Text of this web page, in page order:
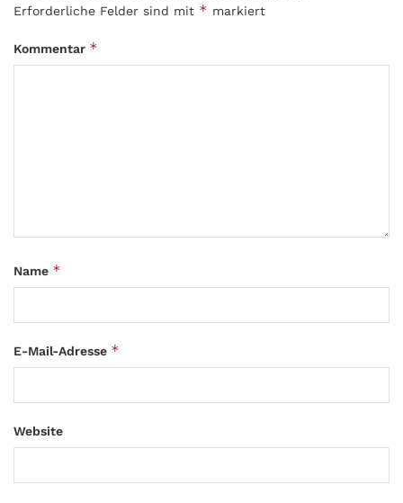
Erforderliche Felder sind mit * markiert
Kommentar *
Name *
E-Mail-Adresse *
Website